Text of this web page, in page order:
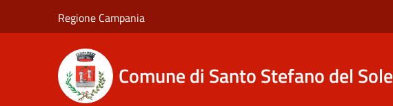
Regione Campania
Comune di Santo Stefano del Sole